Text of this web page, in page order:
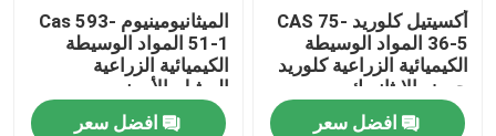
وكلاء المنكهة
أكسيتيل كلوريد CAS 75-
36-5 المواد الوسيطة
الكيميائية الزراعية كلوريد
حمض الإيثانويك
افضل سعر
الميثانيومينيوم Cas 593-
51-1 المواد الوسيطة
الكيميائية الزراعية
الميثيل-الأمونيوم
افضل سعر